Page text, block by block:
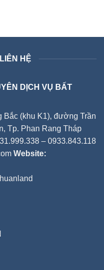
HỆ
DỊCH VỤ BẤT
(khu K1), đường Trần
Tp. Phan Rang Tháp
– 0933.843.118
Website: